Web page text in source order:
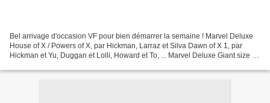
Bel arrivage d'occasion VF pour bien démarrer la semaine ! Marvel Deluxe
House of X / Powers of X, par Hickman, Larraz et Silva Dawn of X 1, par
Hickman et Yu, Duggan et Lolli, Howard et To, ... Marvel Deluxe Giant size X-